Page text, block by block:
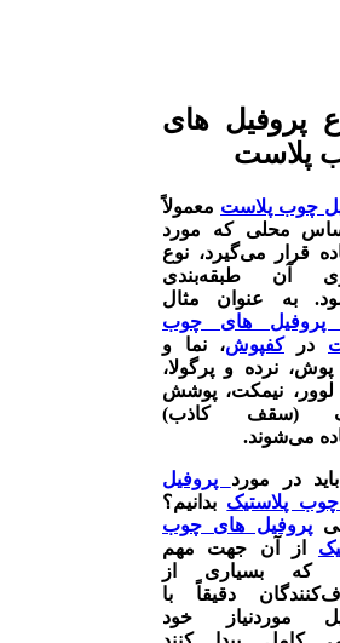
پروفیل های
پلاست
چوب پلاست معمولاً
محلی که مورد
قرار می‌گیرد، نوع
آن طبقه‌بندی
به عنوان مثال
پروفیل های چوب
درکفپوش، نما و
پوش، نرده و پرگولا،
لوور، نیمکت، پوشش
(سقف کاذب)
می‌شوند.
در مورد پروفیل
پلاستیک بدانیم؟
پروفیل های چوب
از آن جهت مهم
که بسیاری از
دقیقاً با
موردنیاز خود